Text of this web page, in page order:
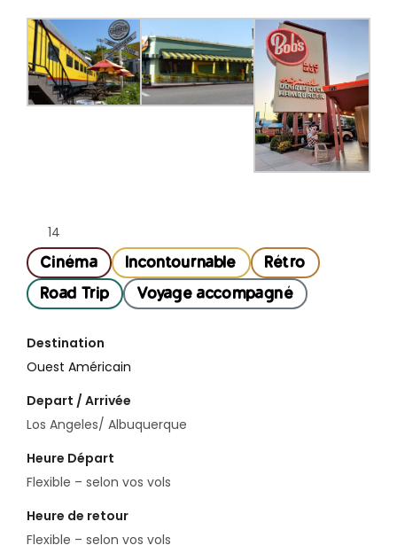
14
Cinéma Incontournable
Rétro
Road Trip
Voyage accompagné
Destination
Ouest Américain
Depart / Arrivée
Los Angeles/ Albuquerque
Heure Départ
Flexible – selon vos vols
Heure de retour
Flexible – selon vos vols